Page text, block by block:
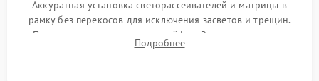
Аккуратная установка светорассеивателей и матрицы в
рамку без перекосов для исключения засветов и трещин.
Подключение внутренних шлейфов. Закрытие корпуса.
Сброс настроек и обновление программного обеспечения.
Подробнее